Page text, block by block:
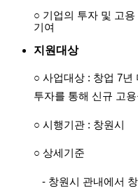
○ 기업의 투자 및 고
기여
지원대상
○ 사업대상 : 창업 7년
투자를 통해 신규 고
○ 시행기관 : 창원시
○ 상세기준
- 창원시 관내에서